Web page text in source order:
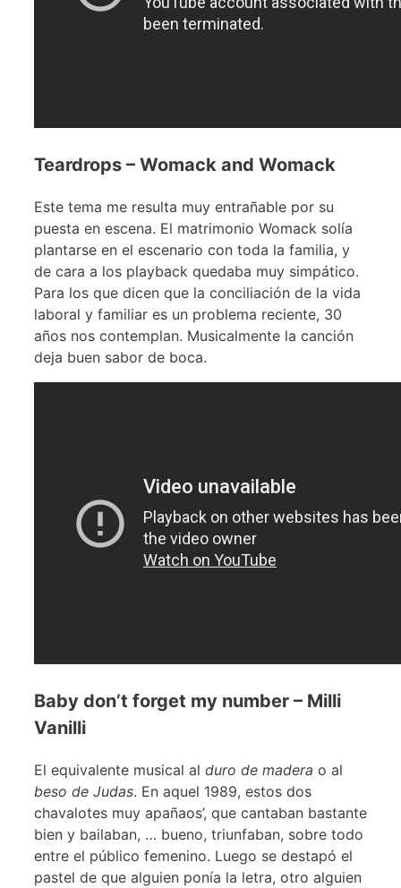
Teardrops – Womack and Womack
Este tema me resulta muy entrañable por su
puesta en escena. El matrimonio Womack solía
plantarse en el escenario con toda la familia, y
de cara a los playback quedaba muy simpático.
Para los que dicen que la conciliación de la vida
laboral y familiar es un problema reciente, 30
años nos contemplan. Musicalmente la canción
deja buen sabor de boca.
Baby don’t forget my number – Milli
Vanilli
El equivalente musical al duro de madera o al
beso de Judas. En aquel 1989, estos dos
chavalotes muy apañaos’, que cantaban bastante
bien y bailaban, … bueno, triunfaban, sobre todo
entre el público femenino. Luego se destapó el
pastel de que alguien ponía la letra, otro alguien